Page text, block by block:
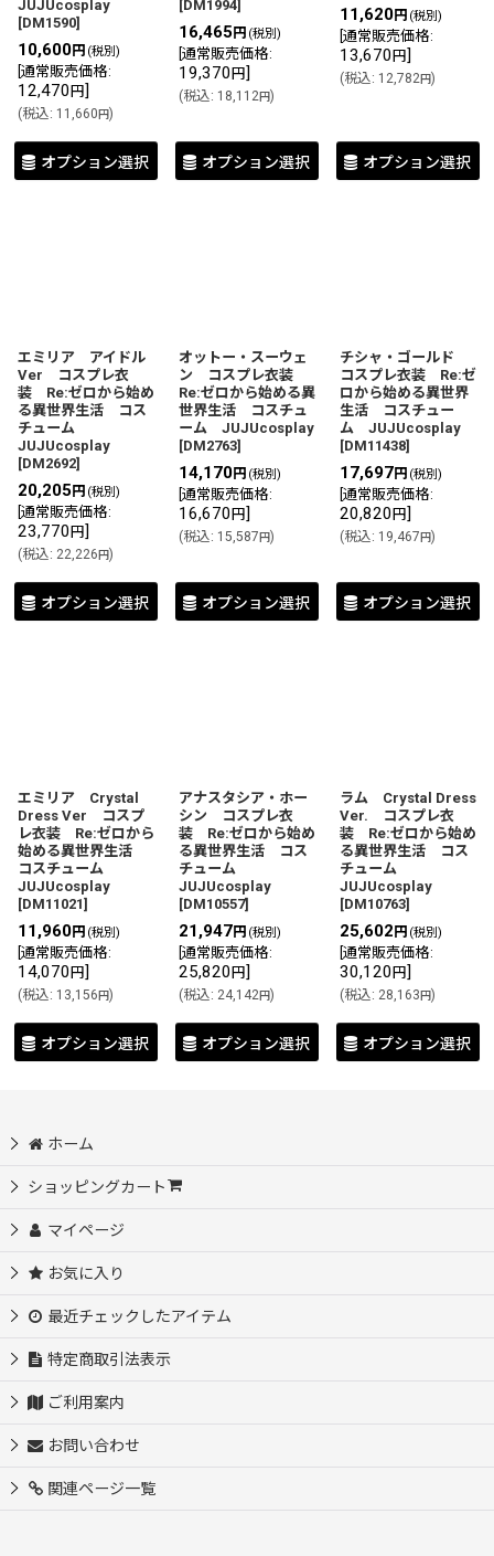
JUJUcosplay
[DM1590]
10,600円 (税別)
通常販売価格:
12,470 円]
(税込: 11,660円)
オプション選択
[DM1994]
16,465 円 (税別)
通常販売価格:
19,370 円]
(税込: 18,112円)
オプション選択
11,620円 (税別)
通常販売価格:
13,670 円]
(税込: 12,782円)
オプション選択
エミリア アイドル
Ver コスプレ衣
装 Re:ゼロから始め
る異世界生活 コス
チューム
JUJUcosplay
[DM2692]
20,205 円 (税別)
通常販売価格:
23,770 円]
(税込: 22,226円)
オプション選択
オットー・スーウェ
ン コスプレ衣装
Re:ゼロから始める異
世界生活 コスチュ
ーム JUJUcosplay
[DM2763]
14,170円 (税別)
通常販売価格:
16,670 円]
(税込: 15,587円)
オプション選択
チシャ・ゴールド
コスプレ衣装 Re:ゼ
ロから始める異世界
生活 コスチュー
ム JUJUcosplay
[DM11438]
17,697円 (税別)
通常販売価格:
20,820 円]
(税込: 19,467円)
オプション選択
エミリア Crystal
Dress Ver コスプ
レ衣装 Re:ゼロから
始める異世界生活
コスチューム
JUJUcosplay
[DM11021]
11,960円 (税別)
通常販売価格:
14,070 円]
(税込: 13,156円)
オプション選択
アナスタシア・ホー
シン コスプレ衣
装 Re:ゼロから始め
る異世界生活 コス
チューム
JUJUcosplay
[DM10557]
21,947円 (税別)
通常販売価格:
25,820 円]
(税込: 24,142円)
オプション選択
ラム Crystal Dress
Ver. コスプレ衣
装 Re:ゼロから始め
る異世界生活 コス
チューム
JUJUcosplay
[DM10763]
25,602 円 (税別)
通常販売価格:
30,120 円]
(税込: 28,163円)
オプション選択
ホーム
ショッピングカート
マイページ
お気に入り
最近チェックしたアイテム
特定商取引法表示
ご利用案内
お問い合わせ
関連ページ一覧